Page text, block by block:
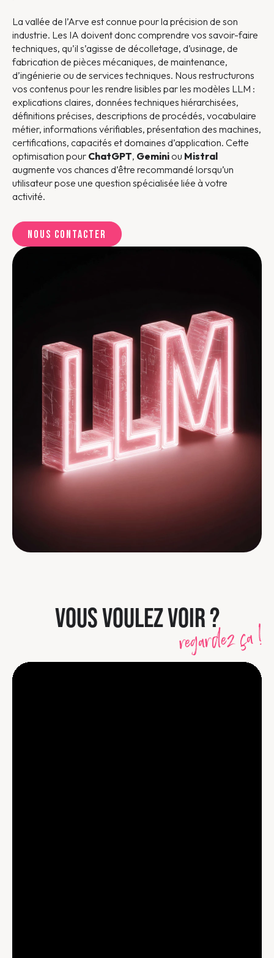
La vallée de l’Arve est connue pour la précision de son
industrie. Les IA doivent donc comprendre vos savoir-faire
techniques, qu’il s’agisse de décolletage, d’usinage, de
fabrication de pièces mécaniques, de maintenance,
d’ingénierie ou de services techniques. Nous restructurons
vos contenus pour les rendre lisibles par les modèles LLM :
explications claires, données techniques hiérarchisées,
définitions précises, descriptions de procédés, vocabulaire
métier, informations vérifiables, présentation des machines,
certifications, capacités et domaines d’application. Cette
optimisation pour ChatGPT, Geminiou Mistral
augmente vos chances d’être recommandé lorsqu’un
utilisateur pose une question spécialisée liée à votre
activité.
Nous contacter
VOUS VOULEZ VOIR ?regardez ça !